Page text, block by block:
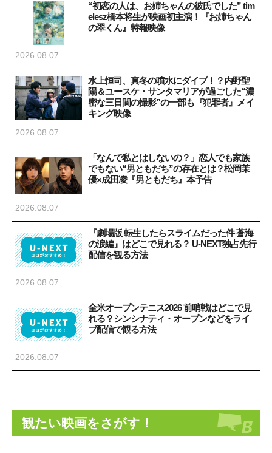
“初恋の人は、お姉ちゃんの彼氏でした” tim
elesz橋本将生が映画初主演！『お姉ちゃん
の翠くん』特報映像
2026.08.07
水上恒司、真冬の噴水にダイブ！？内野聖
陽＆ユースケ・サンタマリアが過ごした“濃
密な三日間の撮影”の一部も『犯罪者』メイ
キング映像
2026.08.07
「なんで私とはしないの？」恋人でも家族
でもない“男ともだち”の存在とは？松岡茉
優×成田凌『男ともだち』本予告
2026.08.07
『劇場版 転生したらスライムだった件 蒼海
の涙編』はどこで見れる？ U-NEXT独占先行
配信を観る方法
2026.08.07
全米オープンテニス2026 前哨戦はどこで見
れる？シンシナティ・オープンなどをライ
ブ配信で観る方法
2026.08.07
観たい映画をさがす！